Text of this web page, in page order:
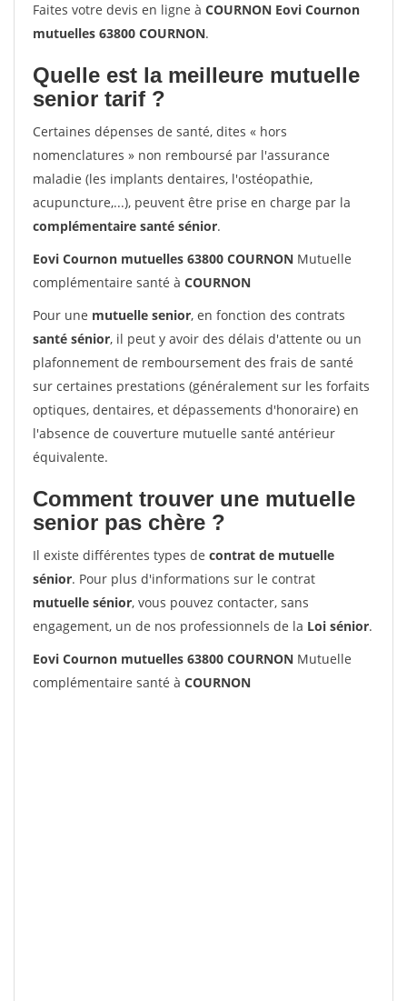
Faites votre devis en ligne à COURNON Eovi Cournon
mutuelles 63800 COURNON.
Quelle est la meilleure mutuelle
senior tarif ?
Certaines dépenses de santé, dites « hors
nomenclatures » non remboursé par l'assurance
maladie (les implants dentaires, l'ostéopathie,
acupuncture,...), peuvent être prise en charge par la
complémentaire santé sénior.
Eovi Cournon mutuelles 63800 COURNON Mutuelle
complémentaire santé à COURNON
Pour une mutuelle senior, en fonction des contrats
santé sénior, il peut y avoir des délais d'attente ou un
plafonnement de remboursement des frais de santé
sur certaines prestations (généralement sur les forfaits
optiques, dentaires, et dépassements d'honoraire) en
l'absence de couverture mutuelle santé antérieur
équivalente.
Comment trouver une mutuelle
senior pas chère ?
Il existe différentes types de contrat de mutuelle
sénior. Pour plus d'informations sur le contrat
mutuelle sénior, vous pouvez contacter, sans
engagement, un de nos professionnels de la Loi sénior.
Eovi Cournon mutuelles 63800 COURNON Mutuelle
complémentaire santé à COURNON